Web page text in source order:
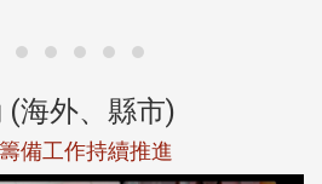
(海外、縣市)
備工作持續推進